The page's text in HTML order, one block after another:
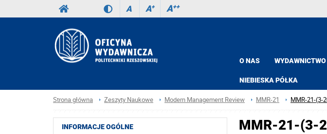
A A+ A++
O NAS WYDAWNICTWO
NIEBIESKA PÓŁKA
Strona główna Zeszyty Naukowe Modern Management Review MMR-21 MMR-21-(3-
INFORMACJE OGÓLNE MMR-21-(3-